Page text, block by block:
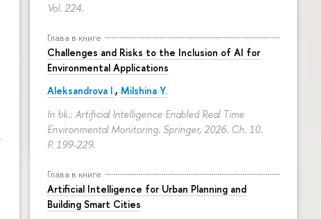
Vol. 224.
Глава в книге
Challenges and Risks to the Inclusion of AI for
Environmental Applications
Aleksandrova I., Milshina Y.
In bk.: Artificial Intelligence Enabled Real Time
Environmental Monitoring. Springer, 2026. Ch. 10.
P. 199-229.
Глава в книге
Artificial Intelligence for Urban Planning and
Building Smart Cities